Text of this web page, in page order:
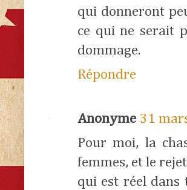
qui donneront
ce qui ne serait
dommage.
Répondre
Anonyme 31
Pour moi, la
femmes, et le
qui est réel dans